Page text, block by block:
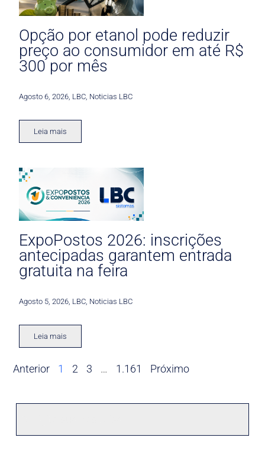
Opção por etanol pode reduzir
preço ao consumidor em até R$
300 por mês
Agosto 6, 2026 LBC Noticias LBC
Leia mais
ExpoPostos 2026: inscrições
antecipadas garantem entrada
gratuita na feira
Agosto 5, 2026 LBC Noticias LBC
Leia mais
Anterior 1 2 3 … 1.161 Próximo